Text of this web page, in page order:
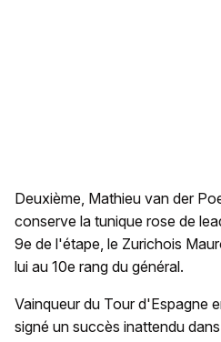
Deuxième, Mathieu van der
conserve la tunique rose de
9e de l'étape, le Zurichois
lui au 10e rang du général.
Vainqueur du Tour d'Espagne
signé un succès inattendu